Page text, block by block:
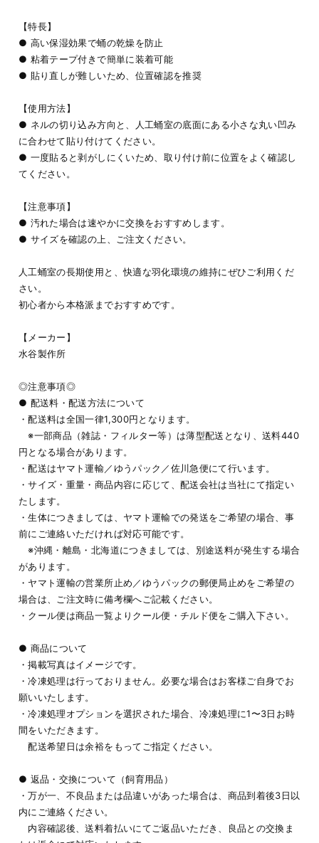
【特長】
● 高い保湿効果で蛹の乾燥を防止
● 粘着テープ付きで簡単に装着可能
● 貼り直しが難しいため、位置確認を推奨
【使用方法】
● ネルの切り込み方向と、人工蛹室の底面にある小さな丸い凹み
に合わせて貼り付けてください。
● 一度貼ると剥がしにくいため、取り付け前に位置をよく確認し
てください。
【注意事項】
● 汚れた場合は速やかに交換をおすすめします。
● サイズを確認の上、ご注文ください。
人工蛹室の長期使用と、快適な羽化環境の維持にぜひご利用くだ
さい。
初心者から本格派までおすすめです。
【メーカー】
水谷製作所
◎注意事項◎
● 配送料・配送方法について
・配送料は全国一律1,300円となります。
※一部商品（雑誌・フィルター等）は薄型配送となり、送料440
円となる場合があります。
・配送はヤマト運輸／ゆうパック／佐川急便にて行います。
・サイズ・重量・商品内容に応じて、配送会社は当社にて指定い
たします。
・生体につきましては、ヤマト運輸での発送をご希望の場合、事
前にご連絡いただければ対応可能です。
※沖縄・離島・北海道につきましては、別途送料が発生する場合
があります。
・ヤマト運輸の営業所止め／ゆうパックの郵便局止めをご希望の
場合は、ご注文時に備考欄へご記載ください。
・クール便は商品一覧よりクール便・チルド便をご購入下さい。
● 商品について
・掲載写真はイメージです。
・冷凍処理は行っておりません。必要な場合はお客様ご自身でお
願いいたします。
・冷凍処理オプションを選択された場合、冷凍処理に1〜3日お時
間をいただきます。
配送希望日は余裕をもってご指定ください。
● 返品・交換について（飼育用品）
・万が一、不良品または品違いがあった場合は、商品到着後3日以
内にご連絡ください。
内容確認後、送料着払いにてご返品いただき、良品との交換ま